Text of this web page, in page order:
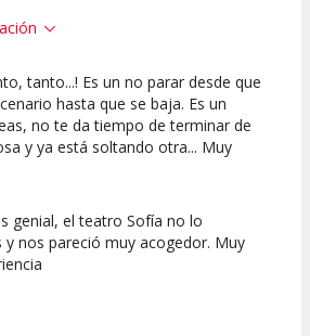
10
en
Escena
10
Interpretación
artística
tanto...! Es un no parar desde que
hasta que se baja. Es un
no te da tiempo de terminar de
y ya está soltando otra... Muy
genial, el teatro Sofía no lo
nos pareció muy acogedor. Muy